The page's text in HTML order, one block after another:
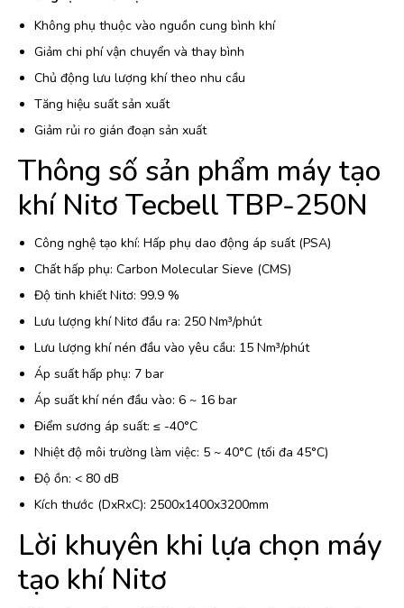
Không phụ thuộc vào nguồn cung bình khí
Giảm chi phí vận chuyển và thay bình
Chủ động lưu lượng khí theo nhu cầu
Tăng hiệu suất sản xuất
Giảm rủi ro gián đoạn sản xuất
Thông số sản phẩm máy tạo
khí Nitơ Tecbell TBP-250N
Công nghệ tạo khí: Hấp phụ dao động áp suất (PSA)
Chất hấp phụ: Carbon Molecular Sieve (CMS)
Độ tinh khiết Nitơ: 99.9 %
Lưu lượng khí Nitơ đầu ra: 250 Nm³/phút
Lưu lượng khí nén đầu vào yêu cầu: 15 Nm³/phút
Áp suất hấp phụ: 7 bar
Áp suất khí nén đầu vào: 6 ~ 16 bar
Điểm sương áp suất: ≤ -40°C
Nhiệt độ môi trường làm việc: 5 ~ 40°C (tối đa 45°C)
Độ ồn: < 80 dB
Kích thước (DxRxC): 2500x1400x3200mm
Lời khuyên khi lựa chọn máy
tạo khí Nitơ